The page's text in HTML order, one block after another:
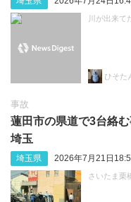
川が出来
ひそた
事故
蓮田市の県道で3台絡
埼玉
埼玉県 2026年7月21日
さいたま栗